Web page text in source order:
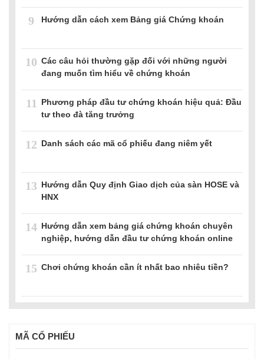
9 Hướng dẫn cách xem Bảng giá Chứng khoán
10 Các câu hỏi thường gặp đối với những người
đang muốn tìm hiểu về chứng khoán
11
Phương pháp đầu tư chứng khoán hiệu quả: Đầu
tư theo đà tăng trưởng
12 Danh sách các mã cổ phiếu đang niêm yết
13 Hướng dẫn Quy định Giao dịch của sàn HOSE và
HNX
14 Hướng dẫn xem bảng giá chứng khoán chuyên
nghiệp, hướng dẫn đầu tư chứng khoán online
15 Chơi chứng khoán cần ít nhất bao nhiêu tiền?
MÃ CỔ PHIẾU